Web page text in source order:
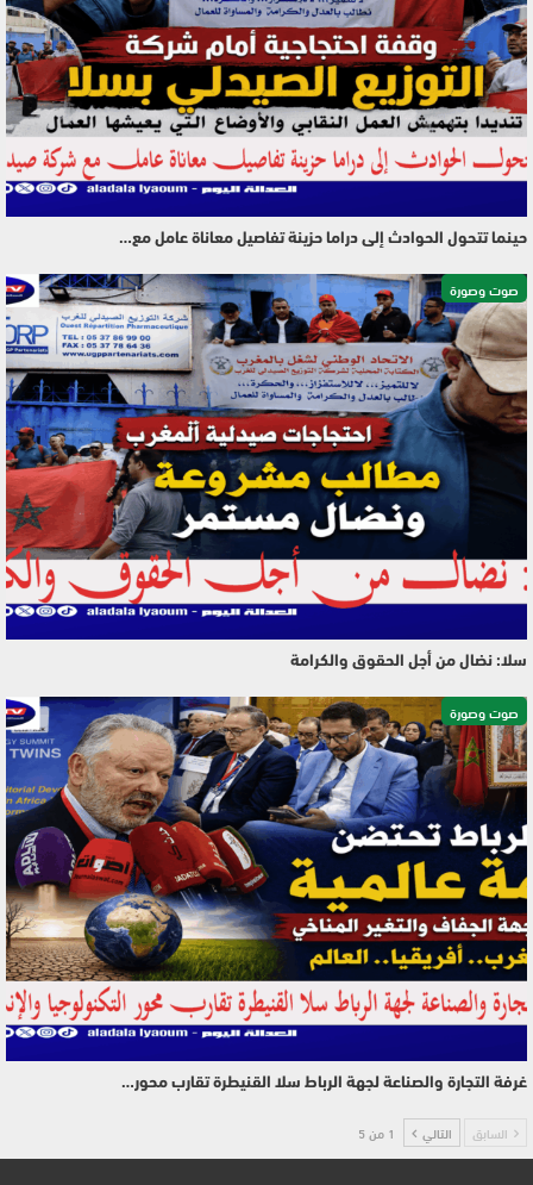
حينما تتحول الحوادث إلى دراما حزينة تفاصيل معاناة عامل مع…
صوت وصورة
سلا: نضال من أجل الحقوق والكرامة
صوت وصورة
غرفة التجارة والصناعة لجهة الرباط سلا القنيطرة تقارب محور…
السابق التالي 1 من 5